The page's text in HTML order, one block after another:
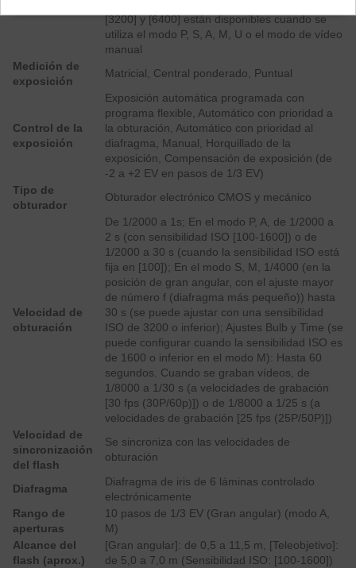
Sensibilidad ISO
[3200] y [6400] están disponibles cuando se
utiliza el modo P, S, A, M, U o el modo de vídeo
manual
Medición de
exposición
Matricial, Central ponderado, Puntual
Control de la
exposición
Exposición automática programada con
programa flexible, Automático con prioridad a
la obturación, Automático con prioridad al
diafragma, Manual, Horquillado de la
exposición, Compensación de exposición (de
-2 a +2 EV en pasos de 1/3 EV)
Tipo de
obturador
Obturador electrónico CMOS y mecánico
Velocidad de
obturación
De 1/2000 a 1s; En el modo P, A, de 1/2000 a
2 s (con sensibilidad ISO [100-1600]) o de
1/2000 a 30 s (cuando la sensibilidad ISO está
fija en [100]); En el modo S, M, 1/4000 (en la
posición de gran angular, con el ajuste mayor
de número f (diafragma más pequeño)) hasta
30 s (se puede ajustar con una sensibilidad
ISO de 3200 o inferior); Ajustes Bulb y Time (se
puede configurar cuando la sensibilidad ISO es
de 1600 o inferior en el modo M): Hasta 60
segundos. Cuando se graban vídeos, de
1/8000 a 1/30 s (a velocidades de grabación
[30 fps (30P/60p)]) o de 1/8000 a 1/25 s (a
velocidades de grabación [25 fps (25P/50P)])
Velocidad de
sincronización
del flash
Se sincroniza con las velocidades de
obturación
Diafragma
Diafragma de iris de 6 láminas controlado
electrónicamente
Rango de
aperturas
10 pasos de 1/3 EV (Gran angular) (modo A,
M)
Alcance del
flash (aprox.)
[Gran angular]: de 0,5 a 11,5 m, [Teleobjetivo]:
de 5,0 a 7,0 m (Sensibilidad ISO: [100-1600])